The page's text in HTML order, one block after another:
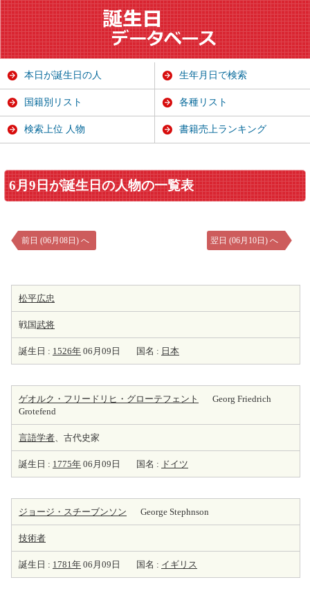
6月9日が誕生日の人物の一覧表
前日 (06月08日) へ 翌日 (06月10日) へ
松平広忠
戦国武将
誕生日 : 1526年 06月09日 国名 : 日本
ゲオルク・フリードリヒ・グローテフェント
Georg Friedrich
Grotefend
言語学者、古代史家
誕生日 : 1775年 06月09日 国名 : ドイツ
ジョージ・スチーブンソン George Stephnson
技術者
誕生日 : 1781年 06月09日 国名 : イギリス
本日が誕生日の人 生年月日で検索
国籍別リスト 各種リスト
検索上位 人物 書籍売上ランキング